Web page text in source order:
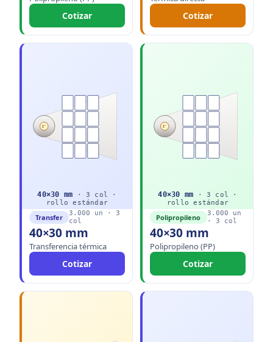
Cotizar Cotizar
1"
40×30 mm · 3 col ·
rolloestándar
Transfer 3.000 un ·3
col
40×30 mm
Transferencia térmica
Cotizar
1"
40×30 mm · 3 col ·
rolloestándar
Polipropileno 3.000 un
· 3 col
40×30 mm
Polipropileno (PP)
Cotizar